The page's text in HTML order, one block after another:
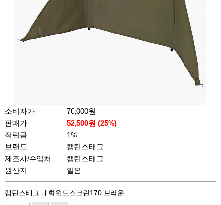
소비자가
70,000원
판매가
52,500원 (25%)
적립금
1%
브랜드
캡틴스태그
제조사/수입처
캡틴스태그
원산지
일본
캡틴스태그 내화윈드스크린170 브라운